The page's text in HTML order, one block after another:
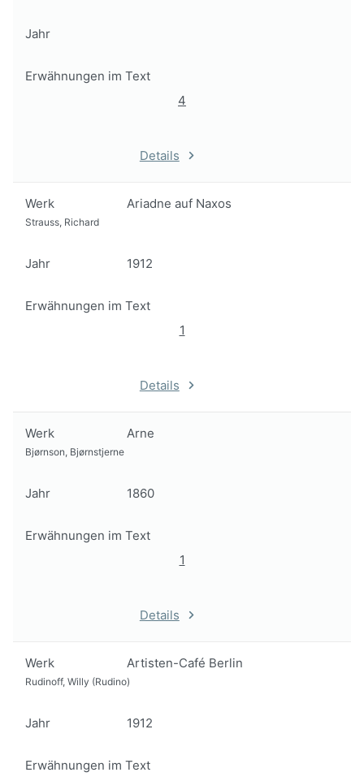
Jahr
Erwähnungen im Text
4
Details
Werk Ariadne auf Naxos
Strauss, Richard
Jahr 1912
Erwähnungen im Text
1
Details
Werk Arne
Bjørnson, Bjørnstjerne
Jahr 1860
Erwähnungen im Text
1
Details
Werk Artisten-Café Berlin
Rudinoff, Willy (Rudino)
Jahr 1912
Erwähnungen im Text